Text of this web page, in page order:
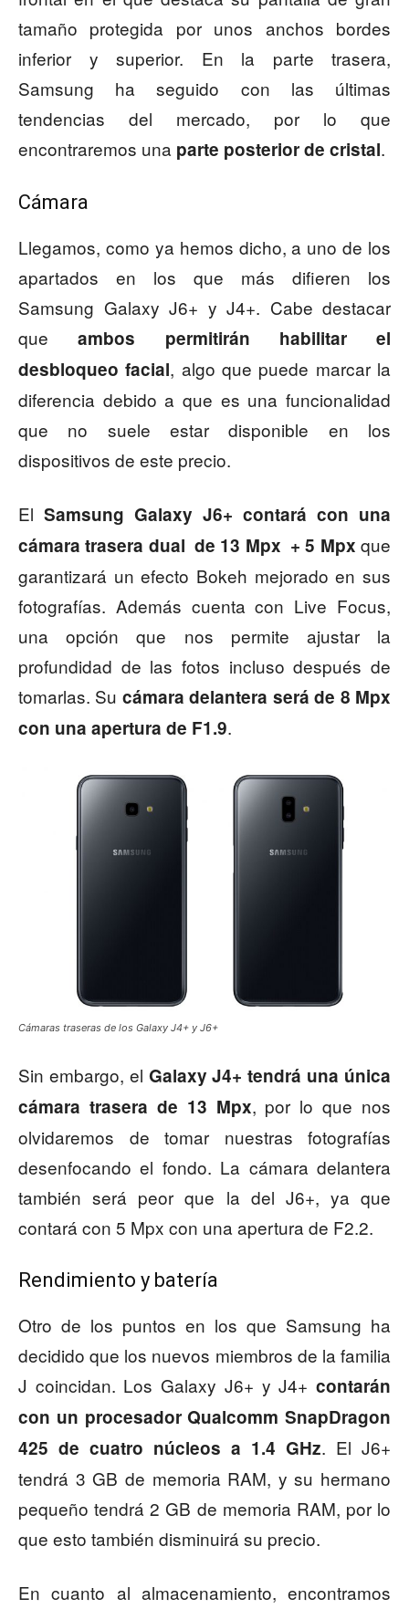
tamaño protegida por unos anchos bordes
inferior y superior. En la parte trasera,
Samsung ha seguido con las últimas
tendencias del mercado, por lo que
encontraremos una parte posterior de cristal.
Cámara
Llegamos, como ya hemos dicho, a uno de los
apartados en los que más difieren los
Samsung Galaxy J6+ y J4+. Cabe destacar
que ambos permitirán habilitar el
desbloqueo facial, algo que puede marcar la
diferencia debido a que es una funcionalidad
que no suele estar disponible en los
dispositivos de este precio.
El Samsung Galaxy J6+ contará con una
cámara trasera dual de 13 Mpx + 5 Mpx que
garantizará un efecto Bokeh mejorado en sus
fotografías. Además cuenta con Live Focus,
una opción que nos permite ajustar la
profundidad de las fotos incluso después de
tomarlas. Su cámara delantera será de 8 Mpx
con una apertura de F1.9.
Cámaras traseras de los Galaxy J4+ y J6+
Sin embargo, el Galaxy J4+ tendrá una única
cámara trasera de 13 Mpx, por lo que nos
olvidaremos de tomar nuestras fotografías
desenfocando el fondo. La cámara delantera
también será peor que la del J6+, ya que
contará con 5 Mpx con una apertura de F2.2.
Rendimiento y batería
Otro de los puntos en los que Samsung ha
decidido que los nuevos miembros de la familia
J coincidan. Los Galaxy J6+ y J4+ contarán
con un procesador Qualcomm SnapDragon
425 de cuatro núcleos a 1.4 GHz. El J6+
tendrá 3 GB de memoria RAM, y su hermano
pequeño tendrá 2 GB de memoria RAM, por lo
que esto también disminuirá su precio.
En cuanto al almacenamiento, encontramos